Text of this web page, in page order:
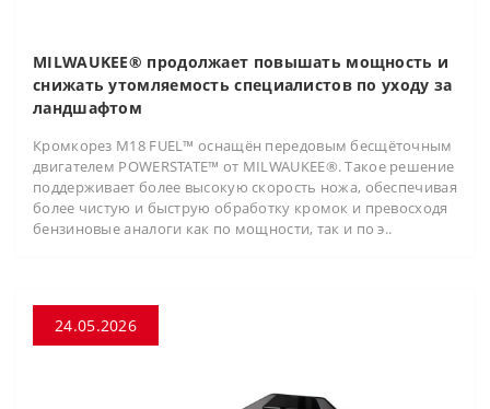
MILWAUKEE® продолжает повышать мощность и
снижать утомляемость специалистов по уходу за
ландшафтом
Кромкорез M18 FUEL™ оснащён передовым бесщёточным
двигателем POWERSTATE™ от MILWAUKEE®. Такое решение
поддерживает более высокую скорость ножа, обеспечивая
более чистую и быструю обработку кромок и превосходя
бензиновые аналоги как по мощности, так и по э..
24.05.2026